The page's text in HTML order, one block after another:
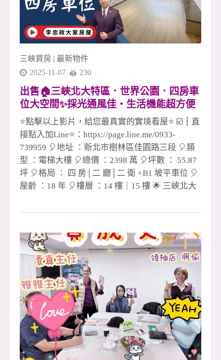
你，這才是長久的勝利模式。 這個市場不簡單，
但越困難的時刻，越能看出誰是真正的團隊。 在
安信， 我們不只是同事， 更像是一群一起跑馬拉
享、不各自為政 ✅ 有榮耀一起扛、有責任一起扛
這，就是冠軍團隊真正的底氣。 📣
三峽買房 | 最新物件
2025-11-07
230
出售🏠三峽北大特區．世界公園．四房車
位大空間✨採光通風佳・生活機能超方便
✨💖☎️0933739959⭐李忠政大家房屋⭐#房
地產#買房#土城金城武#房仲
⭐點擊以上影片，給您最真實的實境看屋⭐ ☑️┋直
接點入加Line⭐：https://page.line.me/0933-
739959 🎈地址 ：新北市樹林區佳園路三段 🎈類
型 ：電梯大樓 🎈總價 ：2398 萬 🎈坪數 ： 55.87
坪 🎈格局 ： 四 房│二 廳│二 衛 +B1 坡平車位 🎈
屋齡 ：18 年 🎈樓層 ：14 樓｜15 樓 🌟 三峽北大
✨ 寬敞舒適空間 &times; 完整生活圈 &times; 通勤
桃子腳路，環境清幽，綠意盎然 🌿 過馬路就是
【萬坪公園】，散步就能享受自然與放鬆時光 步
行可達超商、市場、學校與診所，生活機能一應
俱全！ 🏠 空間亮點 ✅ 格局方正、空間實用，大
四房設計好運用 ✅ 雙面採光，日照充足、通風
佳，讓家更明亮溫暖 ☀️ ✅ 寬敞客廳與獨立廚房設
計，動靜分區、生活更自在 ✅ 獨立陽台好使用，
洗曬動線輕鬆不擁擠 🚗 交通便利 近北二高與捷
運三鶯線站， 開車、通勤往返雙北皆方便